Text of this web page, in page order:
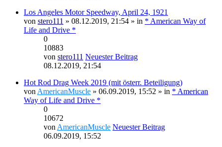
Los Angeles Motor Speedway, April 24, 1921
von stero111 » 08.12.2019, 21:54 » in * American Way of
Life and Drive *
0
10883
von stero111 Neuester Beitrag
08.12.2019, 21:54
Hot Rod Drag Week 2019 (mit österr. Beteiligung)
von AmericanMuscle » 06.09.2019, 15:52 » in * American
Way of Life and Drive *
0
10672
von AmericanMuscle Neuester Beitrag
06.09.2019, 15:52